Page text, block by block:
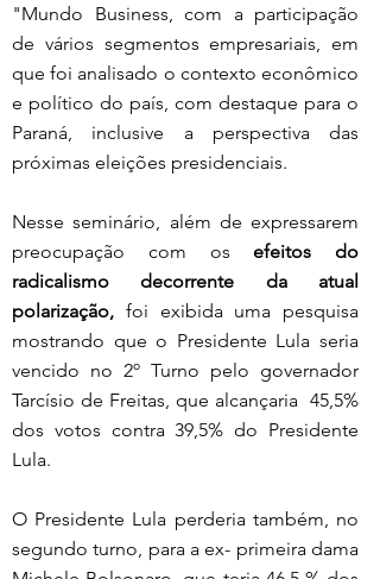
"Mundo Business, com a participação
de vários segmentos empresariais, em
que foi analisado o contexto econômico
e político do país, com destaque para o
Paraná, inclusive a perspectiva das
próximas eleições presidenciais.
Nesse seminário, além de expressarem
preocupação com os efeitos do
radicalismo decorrente da atual
polarização, foi exibida uma pesquisa
mostrando que o Presidente Lula seria
vencido no 2º Turno pelo governador
Tarcísio de Freitas, que alcançaria  45,5%
dos votos contra 39,5% do Presidente
Lula.
O Presidente Lula perderia também, no
segundo turno, para a ex- primeira dama